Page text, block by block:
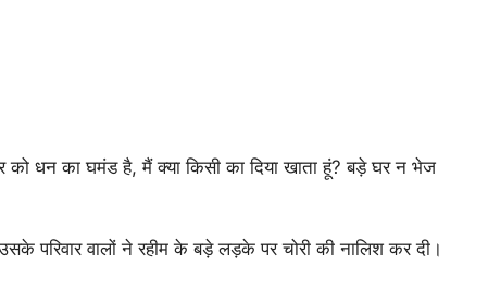
को धन का घमंड है, मैं क्या किसी का दिया खाता हूं? बड़े घर न भेज
परिवार वालों ने रहीम के बड़े लड़के पर चोरी की नालिश कर दी।